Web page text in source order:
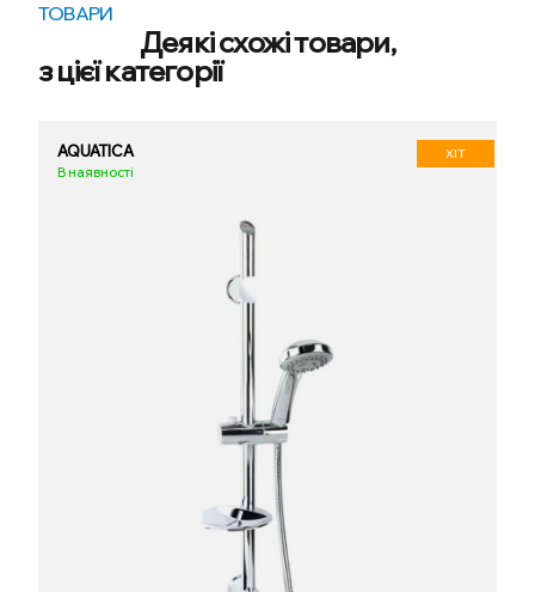
ТОВАРИ
Деякі схожі товари,
з цієї категорії
AQUATICA
В наявності
ХІТ